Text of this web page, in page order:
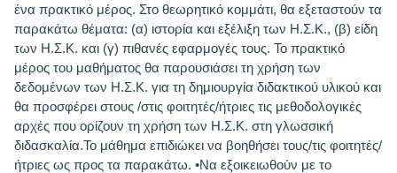
ένα πρακτικό μέρος. Στο θεωρητικό κομμάτι, θα εξεταστούν τα
παρακάτω θέματα: (α) ιστορία και εξέλιξη των Η.Σ.Κ., (β) είδη
των Η.Σ.Κ. και (γ) πιθανές εφαρμογές τους. Το πρακτικό
μέρος του μαθήματος θα παρουσιάσει τη χρήση των
δεδομένων των Η.Σ.Κ. για τη δημιουργία διδακτικού υλικού και
θα προσφέρει στους /στις φοιτητές/ήτριες τις μεθοδολογικές
αρχές που ορίζουν τη χρήση των Η.Σ.Κ. στη γλωσσική
διδασκαλία.Το μάθημα επιδιώκει να βοηθήσει τους/τις φοιτητές/
ήτριες ως προς τα παρακάτω. •Να εξοικειωθούν με το